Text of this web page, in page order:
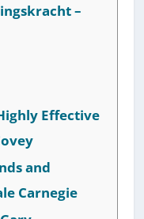
–
Effective
and
Carnegie